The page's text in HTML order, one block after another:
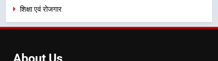
शिक्षा एवं रोजगार